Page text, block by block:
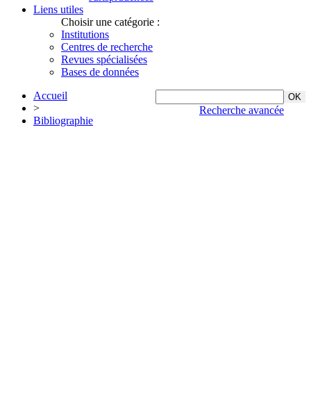
Liens utiles
Choisir une catégorie :
Institutions
Centres de recherche
Revues spécialisées
Bases de données
Recherche avancée
Accueil
>
Bibliographie